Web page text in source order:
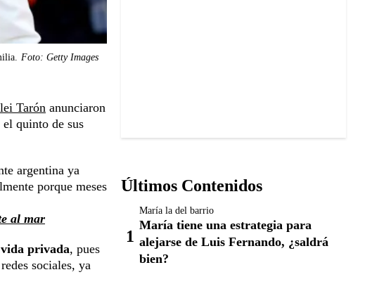
Foto: Getty Images
Tarón anunciaron
el quinto de sus
argentina ya
porque meses
al mar
privada, pues
sociales, ya
Últimos Contenidos
María la del barrio
María tiene una estrategia para
alejarse de Luis Fernando, ¿saldrá
bien?